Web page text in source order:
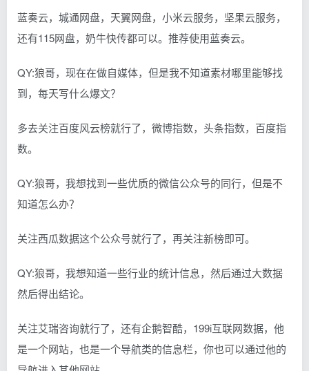
蓝奏云，城通网盘，天翼网盘，小米云服务，坚果云服务，
还有115网盘，奶牛快传都可以。推荐使用蓝奏云。
QY:狼哥，现在在做自媒体，但是我不知道素材哪里能够找
到，每天写什么爆文？
多去关注百度风云榜就行了，微博指数，头条指数，百度指
数。
QY:狼哥，我想找到一些优质的微信公众号的同行，但是不
知道怎么办？
关注西瓜数据这个公众号就行了，再关注新榜即可。
QY:狼哥，我想知道一些行业的统计信息，然后通过大数据
然后得出结论。
关注艾瑞咨询就行了，还有企鹅智酷，199i互联网数据，他
是一个网站，也是一个导航类的信息栏，你也可以通过他的